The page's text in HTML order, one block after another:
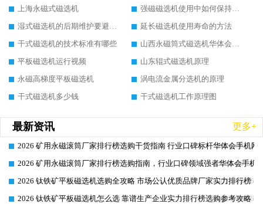
上海永磁式磁选机
强磁磁选机使用中如何保持其顺畅运行
湿式磁选机的后期维护要避开哪些坑
延长磁选机使用寿命的方法
干式磁选机的技术标准有哪些
山西永磁筒式磁选机华体会手机网页版-华体会(中国)
平板磁选机运行视频
山东辊式磁选机原理
永磁高梯度平板磁选机
涡电流金属分选机的原理
干式磁选机多少钱
干式磁选机工作原理图
最新资讯 更多+
2026-06-26
2026 矿用永磁滚筒厂家排行榜选购干货指南 行业口碑标杆华体会手机网
2026-06-26
2026 矿用永磁滚筒厂家排行榜选购指南，行业口碑领域强者华体会手机
2026-06-26
2026 钛铁矿平板磁选机选购全攻略 市场公认优质品牌厂家实力排行榜
2026-06-26
2026 钛铁矿平板磁选机怎么选 靠谱生产企业实力排行榜选购参考攻略